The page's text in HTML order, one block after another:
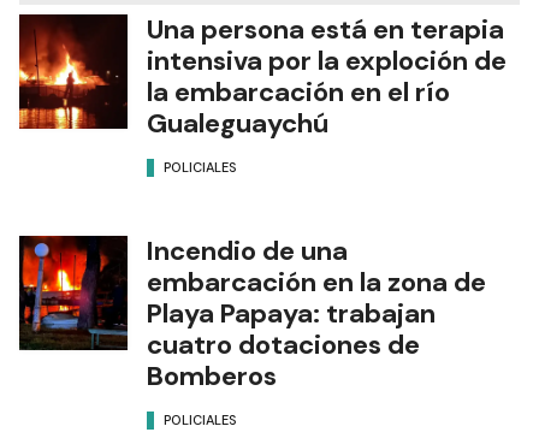
Una persona está en terapia
intensiva por la exploción de
la embarcación en el río
Gualeguaychú
POLICIALES
Incendio de una
embarcación en la zona de
Playa Papaya: trabajan
cuatro dotaciones de
Bomberos
POLICIALES